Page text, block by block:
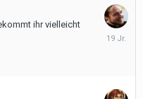
ihr vielleicht
8.